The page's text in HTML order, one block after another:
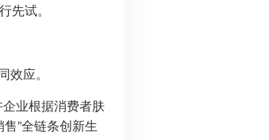
试。
应。
业根据消费者肤
”全链条创新生